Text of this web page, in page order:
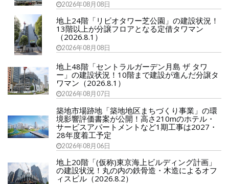
2026年08月08日
地上24階「リビオタワー芝公園」の建設状況！
13階以上が分譲フロアとなる定借タワマン
（2026.8.1）
2026年08月08日
地上48階「セントラルガーデン月島 ザ タワ
ー」の建設状況！10階まで建設が進んだ分譲タ
ワマン（2026.8.1）
2026年08月07日
築地市場跡地「築地地区まちづくり事業」の環
境影響評価書案が公開！高さ210mのホテル・
サービスアパートメントなど1期工事は2027・
28年度着工予定
2026年08月06日
地上20階「(仮称)東京海上ビルディング計画」
の建設状況！丸の内の鉄骨造・木造によるオフ
ィスビル（2026.8.2）